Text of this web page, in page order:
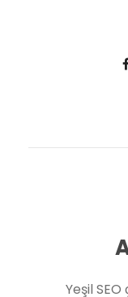
Yeşil SEO